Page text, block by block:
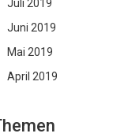
Juli 2019
Juni 2019
Mai 2019
April 2019